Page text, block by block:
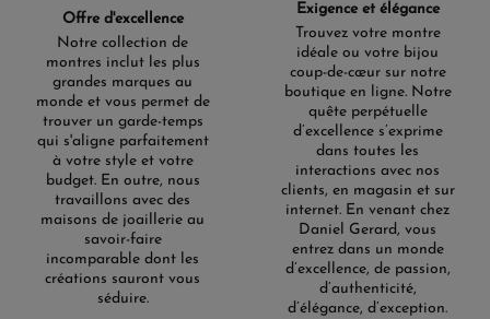
Offre d'excellence
Notre collection de
montres inclut les plus
grandes marques au
monde et vous permet de
trouver un garde-temps
qui s'aligne parfaitement
à votre style et votre
budget. En outre, nous
travaillons avec des
maisons de joaillerie au
savoir-faire
incomparable dont les
créations sauront vous
séduire.
Exigence et élégance
Trouvez votre montre
idéale ou votre bijou
coup-de-cœur sur notre
boutique en ligne. Notre
quête perpétuelle
d’excellence s’exprime
dans toutes les
interactions avec nos
clients, en magasin et sur
internet. En venant chez
Daniel Gerard, vous
entrez dans un monde
d’excellence, de passion,
d’authenticité,
d’élégance, d’exception.